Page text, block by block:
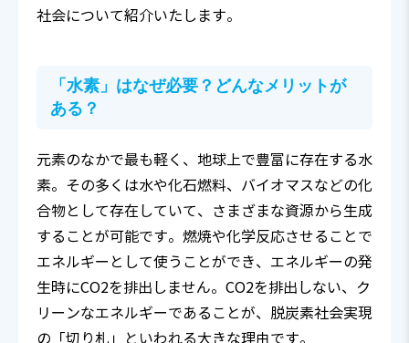
社会について紹介いたします。
「水素」はなぜ必要？どんなメリットが
ある？
元素のなかで最も軽く、地球上で豊富に存在する水
素。その多くは水や化石燃料、バイオマスなどの化
合物として存在していて、さまざまな資源から生成
することが可能です。燃焼や化学反応させることで
エネルギーとして使うことができ、エネルギーの発
生時にCO2を排出しません。CO2を排出しない、ク
リーンなエネルギーであることが、脱炭素社会実現
の「切り札」といわれる大きな理由です。